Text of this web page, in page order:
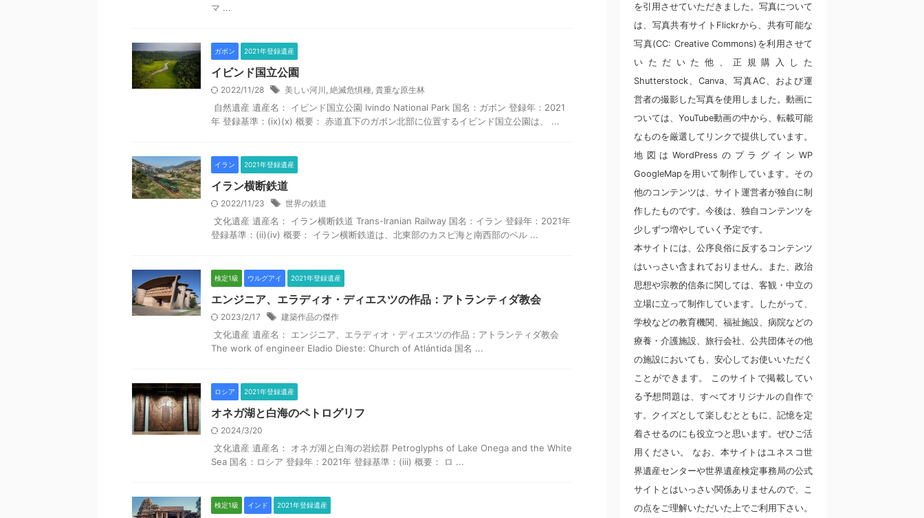
マ ...
ガボン 2021年登録遺産
イビンド国立公園
2022/11/28 美しい河川 絶滅危惧種 貴重な原生林
自然遺産 遺産名： イビンド国立公園 Ivindo National Park 国名：ガボン 登録年：2021
年 登録基準：(ix)(x) 概要： 赤道直下のガボン北部に位置するイビンド国立公園は、 ...
イラン 2021年登録遺産
イラン横断鉄道
2022/11/23 世界の鉄道
文化遺産 遺産名： イラン横断鉄道 Trans-Iranian Railway 国名：イラン 登録年：2021年
登録基準：(ii)(iv) 概要： イラン横断鉄道は、北東部のカスピ海と南西部のペル ...
検定1級 ウルグアイ 2021年登録遺産
エンジニア、エラディオ・ディエスツの作品：アトランティダ教会
2023/2/17 建築作品の傑作
文化遺産 遺産名： エンジニア、エラディオ・ディエスツの作品：アトランティダ教会
The work of engineer Eladio Dieste: Church of Atlántida 国名 ...
ロシア 2021年登録遺産
オネガ湖と白海のペトログリフ
2024/3/20
文化遺産 遺産名： オネガ湖と白海の岩絵群 Petroglyphs of Lake Onega and the White
Sea 国名：ロシア 登録年：2021年 登録基準：(iii) 概要： ロ ...
検定1級 インド 2021年登録遺産
を引用させていただきました。写真について
は、写真共有サイトFlickrから、共有可能な
写真(CC: Creative Commons)を利用させて
いただいた他、正規購入した
Shutterstock、Canva、写真AC、および運
営者の撮影した写真を使用しました。動画に
ついては、YouTube動画の中から、転載可能
なものを厳選してリンクで提供しています。
地図はWordPressのプラグインWP
GoogleMapを用いて制作しています。その
他のコンテンツは、サイト運営者が独自に制
作したものです。今後は、独自コンテンツを
少しずつ増やしていく予定です。
本サイトには、公序良俗に反するコンテンツ
はいっさい含まれておりません。また、政治
思想や宗教的信条に関しては、客観・中立の
立場に立って制作しています。したがって、
学校などの教育機関、福祉施設、病院などの
療養・介護施設、旅行会社、公共団体その他
の施設においても、安心してお使いいただく
ことができます。 このサイトで掲載してい
る予想問題は、すべてオリジナルの自作で
す。クイズとして楽しむとともに、記憶を定
着させるのにも役立つと思います。ぜひご活
用ください。 なお、本サイトはユネスコ世
界遺産センターや世界遺産検定事務局の公式
サイトとはいっさい関係ありませんので、こ
の点をご理解いただいた上でご利用下さい。